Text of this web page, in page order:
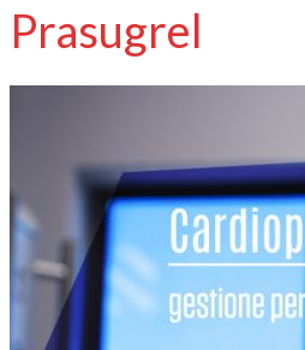
Prasugrel